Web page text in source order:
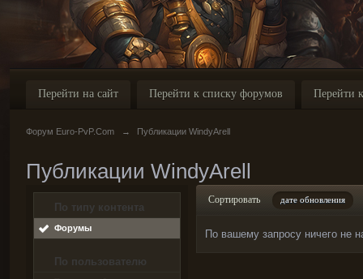
Перейти на сайт Перейти к списку форумов Перейти
Форум Euro-PvP.Com → Публикации WindyArell
Публикации WindyArell
По типу контента
Форумы
По пользователю
Сортировать дате обновления
По вашему запросу ничего не